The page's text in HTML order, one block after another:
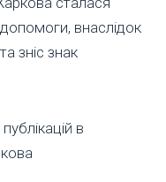
внаслідок
зніс знак
в